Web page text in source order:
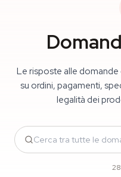
Le risposte alle
su ordini, pagamenti,
legalità dei